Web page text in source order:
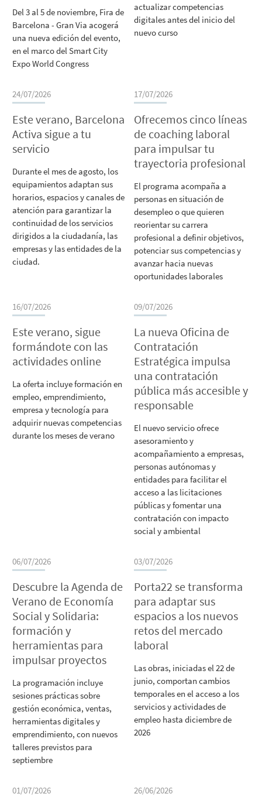
Del 3 al 5 de noviembre, Fira de
Barcelona - Gran Via acogerá
una nueva edición del evento,
en el marco del Smart City
Expo World Congress
actualizar competencias
digitales antes del inicio del
nuevo curso
24/07/2026
Este verano, Barcelona
Activa sigue a tu
servicio
Durante el mes de agosto, los
equipamientos adaptan sus
horarios, espacios y canales de
atención para garantizar la
continuidad de los servicios
dirigidos a la ciudadanía, las
empresas y las entidades de la
ciudad.
17/07/2026
Ofrecemos cinco líneas
de coaching laboral
para impulsar tu
trayectoria profesional
El programa acompaña a
personas en situación de
desempleo o que quieren
reorientar su carrera
profesional a definir objetivos,
potenciar sus competencias y
avanzar hacia nuevas
oportunidades laborales
16/07/2026
Este verano, sigue
formándote con las
actividades online
La oferta incluye formación en
empleo, emprendimiento,
empresa y tecnología para
adquirir nuevas competencias
durante los meses de verano
09/07/2026
La nueva Oficina de
Contratación
Estratégica impulsa
una contratación
pública más accesible y
responsable
El nuevo servicio ofrece
asesoramiento y
acompañamiento a empresas,
personas autónomas y
entidades para facilitar el
acceso a las licitaciones
públicas y fomentar una
contratación con impacto
social y ambiental
06/07/2026
Descubre la Agenda de
Verano de Economía
Social y Solidaria:
formación y
herramientas para
impulsar proyectos
La programación incluye
sesiones prácticas sobre
gestión económica, ventas,
herramientas digitales y
emprendimiento, con nuevos
talleres previstos para
septiembre
03/07/2026
Porta22 se transforma
para adaptar sus
espacios a los nuevos
retos del mercado
laboral
Las obras, iniciadas el 22 de
junio, comportan cambios
temporales en el acceso a los
servicios y actividades de
empleo hasta diciembre de
2026
01/07/2026 26/06/2026